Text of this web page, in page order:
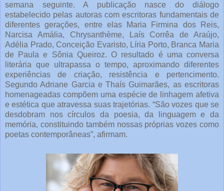
semana seguinte. A publicação nasce do diálogo
estabelecido pelas autoras com escritoras fundamentais de
diferentes gerações, entre elas Maria Firmina dos Reis,
Narcisa Amália, Chrysanthème, Laís Corrêa de Araújo,
Adélia Prado, Conceição Evaristo, Líria Porto, Branca Maria
de Paula e Sônia Queiroz. O resultado é uma conversa
literária que ultrapassa o tempo, aproximando diferentes
experiências de criação, resistência e pertencimento.
Segundo Adriane Garcia e Thaís Guimarães, as escritoras
homenageadas compõem uma espécie de linhagem afetiva
e estética que atravessa suas trajetórias. “São vozes que se
desdobram nos círculos da poesia, da linguagem e da
memória, constituindo também nossas próprias vozes como
poetas contemporâneas”, afirmam.